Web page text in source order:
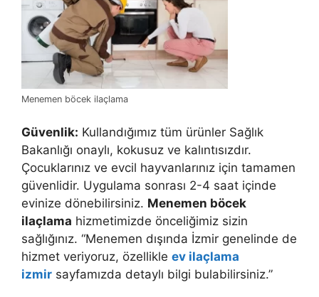
Menemen böcek ilaçlama
Güvenlik: Kullandığımız tüm ürünler Sağlık
Bakanlığı onaylı, kokusuz ve kalıntısızdır.
Çocuklarınız ve evcil hayvanlarınız için tamamen
güvenlidir. Uygulama sonrası 2-4 saat içinde
evinize dönebilirsiniz. Menemen böcek
ilaçlama hizmetimizde önceliğimiz sizin
sağlığınız. “Menemen dışında İzmir genelinde de
hizmet veriyoruz, özellikle ev ilaçlama
izmir sayfamızda detaylı bilgi bulabilirsiniz.”